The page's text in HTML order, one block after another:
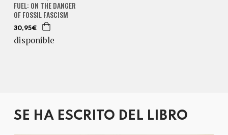
FUEL: ON THE DANGER
OF FOSSIL FASCISM
30,95€
disponible
SE HA ESCRITO DEL LIBRO